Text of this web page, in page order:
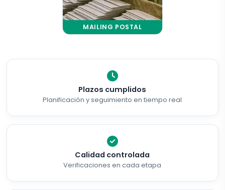
MAILING POSTAL
Plazos cumplidos
Planificación y seguimiento en tiempo real
Calidad controlada
Verificaciones en cada etapa